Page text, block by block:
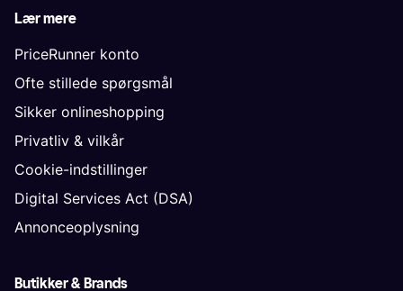
Lær mere
PriceRunner konto
Ofte stillede spørgsmål
Sikker onlineshopping
Privatliv & vilkår
Cookie-indstillinger
Digital Services Act (DSA)
Annonceoplysning
Butikker & Brands